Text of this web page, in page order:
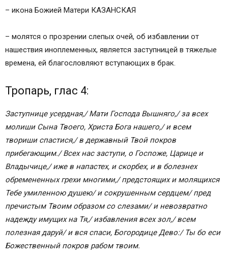
– икона Божией Матери КАЗАНСКАЯ
– молятся о прозрении слепых очей, об избавлении от
нашествия иноплеменных, является заступницей в тяжелые
времена, ей благословляют вступающих в брак.
Тропарь, глас 4:
Заступнице усердная,/ Мати Господа Вышняго,/ за всех
молиши Сына Твоего, Христа Бога нашего,/ и всем
твориши спастися,/ в державный Твой покров
прибегающим./ Всех нас заступи, о Госпоже, Царице и
Владычице,/ иже в напастех, и скорбех, и в болезнех
обремененных грехи многими,/ предстоящих и молящихся
Тебе умиленною душею/ и сокрушенным сердцем/ пред
пречистым Твоим образом со слезами/ и невозвратно
надежду имущих на Тя,/ избавления всех зол,/ всем
полезная даруй/ и вся спаси, Богородице Дево:/ Ты бо еси
Божественный покров рабом твоим.